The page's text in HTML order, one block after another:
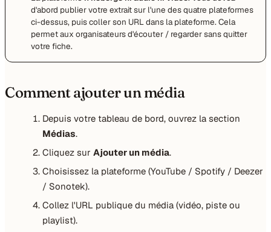
d'abord publier votre extrait sur l'une des quatre plateformes
ci-dessus, puis coller son URL dans la plateforme. Cela
permet aux organisateurs d'écouter / regarder sans quitter
votre fiche.
Comment ajouter un média
Depuis votre tableau de bord, ouvrez la section
Médias.
Cliquez sur Ajouter un média.
Choisissez la plateforme (YouTube / Spotify / Deezer
/ Sonotek).
Collez l'URL publique du média (vidéo, piste ou
playlist).